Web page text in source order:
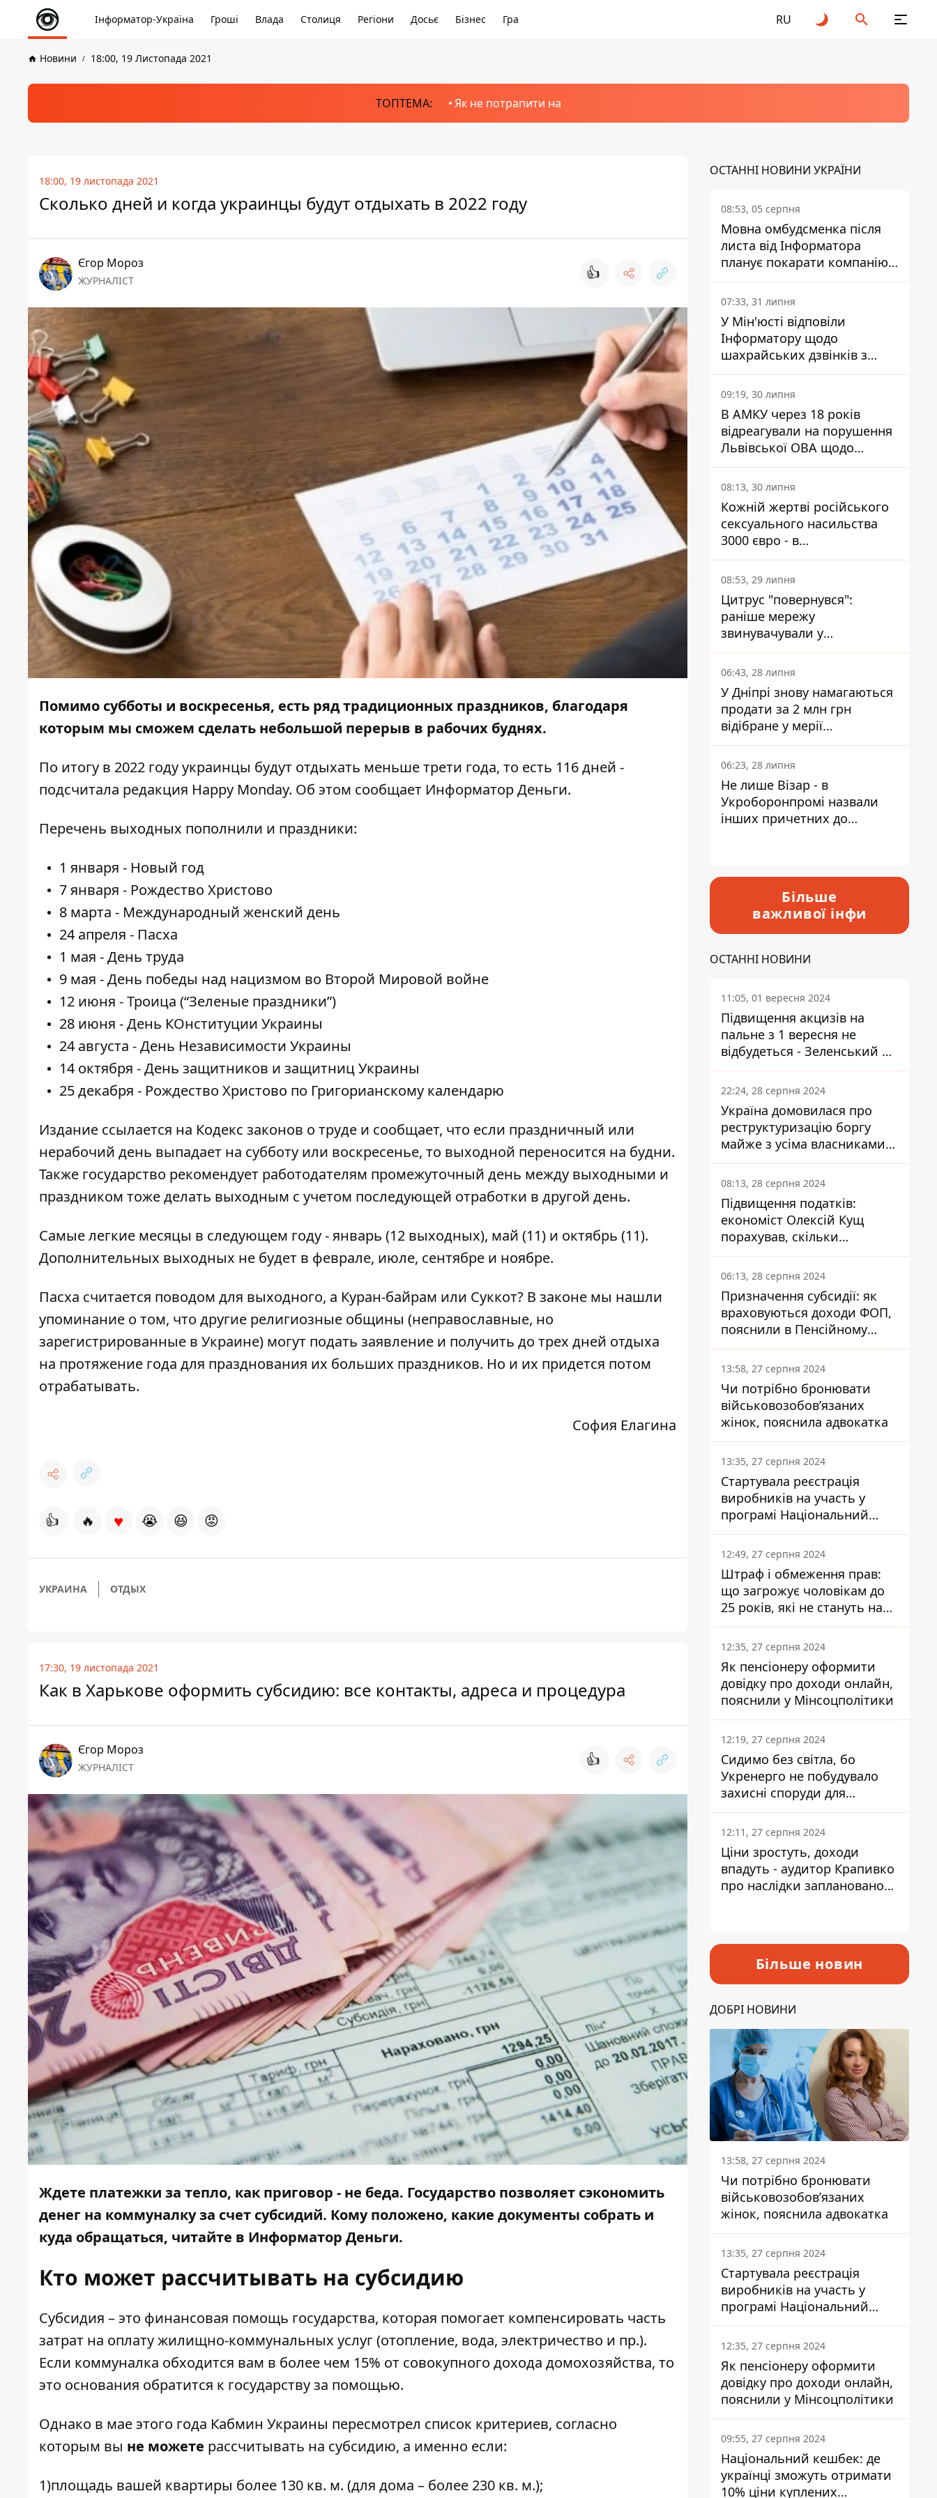
Інформатор-Україна Гроші Влада Столиця Регіони Досьє Бізнес Гра RU
Новини 18:00, 19 Листопада 2021
ТОПТЕМА: Як не потрапити на
18:00, 19 листопада 2021
Сколько дней и когда украинцы будут отдыхать в 2022 году
Єгор Мороз
ЖУРНАЛІСТ 👍
Помимо субботы и воскресенья, есть ряд традиционных праздников, благодаря
которым мы сможем сделать небольшой перерыв в рабочих буднях.
По итогу в 2022 году украинцы будут отдыхать меньше трети года, то есть 116 дней -
подсчитала редакция Happy Monday. Об этом сообщает Информатор Деньги.
Перечень выходных пополнили и праздники:
1 января - Новый год
7 января - Рождество Христово
8 марта - Международный женский день
24 апреля - Пасха
1 мая - День труда
9 мая - День победы над нацизмом во Второй Мировой войне
12 июня - Троица (“Зеленые праздники”)
28 июня - День КОнституции Украины
24 августа - День Независимости Украины
14 октября - День защитников и защитниц Украины
25 декабря - Рождество Христово по Григорианскому календарю
Издание ссылается на Кодекс законов о труде и сообщает, что если праздничный или
нерабочий день выпадает на субботу или воскресенье, то выходной переносится на будни.
Также государство рекомендует работодателям промежуточный день между выходными и
праздником тоже делать выходным с учетом последующей отработки в другой день.
Самые легкие месяцы в следующем году - январь (12 выходных), май (11) и октябрь (11).
Дополнительных выходных не будет в феврале, июле, сентябре и ноябре.
Пасха считается поводом для выходного, а Куран-байрам или Суккот? В законе мы нашли
упоминание о том, что другие религиозные общины (неправославные, но
зарегистрированные в Украине) могут подать заявление и получить до трех дней отдыха
на протяжение года для празднования их больших праздников. Но и их придется потом
отрабатывать.
София Елагина
👍 🔥 ♥ 😭 😆 😡
УКРАИНА ОТДЫХ
17:30, 19 листопада 2021
Как в Харькове оформить субсидию: все контакты, адреса и процедура
Єгор Мороз
ЖУРНАЛІСТ 👍
Ждете платежки за тепло, как приговор - не беда. Государство позволяет сэкономить
денег на коммуналку за счет субсидий. Кому положено, какие документы собрать и
куда обращаться, читайте в Информатор Деньги.
Кто может рассчитывать на субсидию
Субсидия – это финансовая помощь государства, которая помогает компенсировать часть
затрат на оплату жилищно-коммунальных услуг (отопление, вода, электричество и пр.).
Если коммуналка обходится вам в более чем 15% от совокупного дохода домохозяйства, то
это основания обратится к государству за помощью.
Однако в мае этого года Кабмин Украины пересмотрел список критериев, согласно
которым вы не можете рассчитывать на субсидию, а именно если:
1)площадь вашей квартиры более 130 кв. м. (для дома – более 230 кв. м.);
ОСТАННІ НОВИНИ УКРАЇНИ
08:53, 05 серпня
Мовна омбудсменка після
листа від Інформатора
планує покарати компанію-
підрядника ПриватБанку
07:33, 31 липня
У Мін'юсті відповіли
Інформатору щодо
шахрайських дзвінків з
камери Сумського СІЗО так,
що ніхто нічого не зрозумів
09:19, 30 липня
В АМКУ через 18 років
відреагували на порушення
Львівської ОВА щодо
харчування у закладах
освіти
08:13, 30 липня
Кожній жертві російського
сексуального насильства
3000 євро - в
Мінсоцполітики пояснили
Інформатору, звідки на це
гроші
08:53, 29 липня
Цитрус "повернувся":
раніше мережу
звинувачували у
контрабанді техніки та
ухиленні від сплати
податків
06:43, 28 липня
У Дніпрі знову намагаються
продати за 2 млн грн
відібране у мерії
приміщення Укрпошти
06:23, 28 липня
Не лише Візар - в
Укроборонпромі назвали
інших причетних до
Більше
важливої інфи
ОСТАННІ НОВИНИ
11:05, 01 вересня 2024
Підвищення акцизів на
пальне з 1 вересня не
відбудеться - Зеленський не
підписав закон
22:24, 28 серпня 2024
Україна домовилася про
реструктуризацію боргу
майже з усіма власниками
єврооблігацій: що це
означає для країни
08:13, 28 серпня 2024
Підвищення податків:
економіст Олексій Кущ
порахував, скільки
заплатить кожен українець
06:13, 28 серпня 2024
Призначення субсидії: як
враховуються доходи ФОП,
пояснили в Пенсійному
фонді
13:58, 27 серпня 2024
Чи потрібно бронювати
військовозобов’язаних
жінок, пояснила адвокатка
13:35, 27 серпня 2024
Стартувала реєстрація
виробників на участь у
програмі Національний
кешбек: як це зробити
через портал Дія
12:49, 27 серпня 2024
Штраф і обмеження прав:
що загрожує чоловікам до
25 років, які не стануть на
військовий облік
12:35, 27 серпня 2024
Як пенсіонеру оформити
довідку про доходи онлайн,
пояснили у Мінсоцполітики
12:19, 27 серпня 2024
Сидимо без світла, бо
Укренерго не побудувало
захисні споруди для
енергетики - нардеп
Кучеренко
12:11, 27 серпня 2024
Ціни зростуть, доходи
впадуть - аудитор Крапивко
про наслідки запланованого
Більше новин
ДОБРІ НОВИНИ
13:58, 27 серпня 2024
Чи потрібно бронювати
військовозобов’язаних
жінок, пояснила адвокатка
13:35, 27 серпня 2024
Стартувала реєстрація
виробників на участь у
програмі Національний
кешбек: як це зробити
через портал Дія
12:35, 27 серпня 2024
Як пенсіонеру оформити
довідку про доходи онлайн,
пояснили у Мінсоцполітики
09:55, 27 серпня 2024
Національний кешбек: де
українці зможуть отримати
10% ціни куплених